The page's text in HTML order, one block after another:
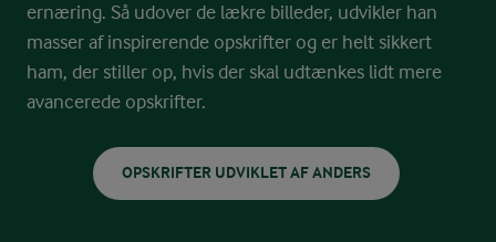
ernæring. Så udover de lækre billeder, udvikler han
masser af inspirerende opskrifter og er helt sikkert
ham, der stiller op, hvis der skal udtænkes lidt mere
avancerede opskrifter.
OPSKRIFTER UDVIKLET AF ANDERS